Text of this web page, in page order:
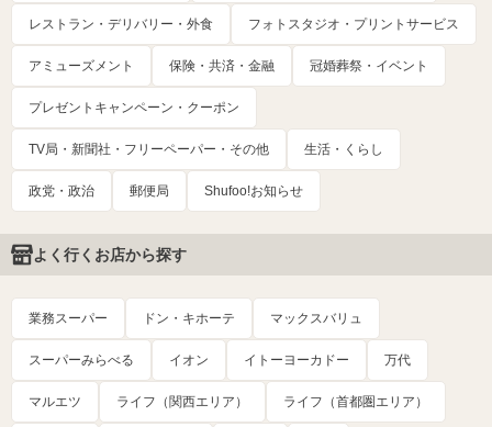
レストラン・デリバリー・外食 フォトスタジオ・プリントサービス
アミューズメント 保険・共済・金融 冠婚葬祭・イベント
プレゼントキャンペーン・クーポン
TV局・新聞社・フリーペーパー・その他 生活・くらし
政党・政治 郵便局 Shufoo!お知らせ
よく行くお店から探す
業務スーパー ドン・キホーテ マックスバリュ
スーパーみらべる イオン イトーヨーカドー 万代
マルエツ ライフ（関西エリア） ライフ（首都圏エリア）